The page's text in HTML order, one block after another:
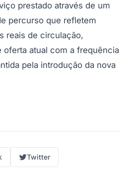
prestado através de um
percurso que refletem
reais de circulação,
oferta atual com a frequência
pela introdução da nova
Twitter